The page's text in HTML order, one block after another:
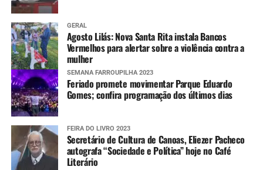
GERAL
Agosto Lilás: Nova Santa Rita instala Bancos
Vermelhos para alertar sobre a violência contra a
mulher
SEMANA FARROUPILHA 2023
Feriado promete movimentar Parque Eduardo
Gomes; confira programação dos últimos dias
FEIRA DO LIVRO 2023
Secretário de Cultura de Canoas, Eliezer Pacheco
autografa “Sociedade e Política” hoje no Café
Literário